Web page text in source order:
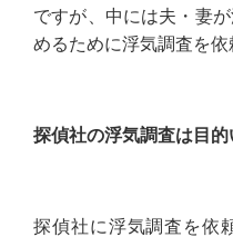
ですが、中には夫・妻
めるために浮気調査を依
探偵社の浮気調査は目的
探偵社に浮気調査を依